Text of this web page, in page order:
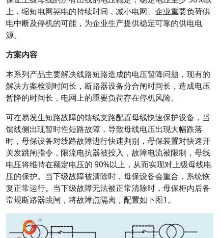
上，缩短电网晃电的持续时间，减小电网、企业重要负荷供
电中断及停机的可能，为企业生产提供稳定可靠的供电电
源。
方案内容
本系列产品主要解决线路短路造成的电压暂降问题，现有的
解决方案检测时间长，断路器设备分合闸时间长，造成电压
暂降的时间长，电网上的重要负荷存在停机风险。
可在易发生短路故障的馈线支路配置母线快速保护设备，当
馈线侧出现暂时性短路故障，导致母线电压出现大幅跌落
时，母保设备对线路故障进行快速判别，母保装置对快速开
关发跳闸指令，限流电抗器被投入，故障电流被限制，母线
电压将维持在额定电压的 90%以上，从而实现对上级母线电
压的保护。当下级故障被清除时，母保设备会重合，系统恢
复正常运行。当下级故障无法被正常清除时，母保柜内后备
常规断路器跳闸，将故障点隔离，配置如下图1。